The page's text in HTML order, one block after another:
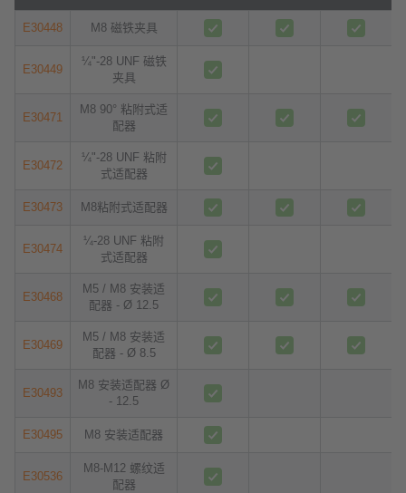
E30448 M8 磁铁夹具
E30449
¼"-28 UNF 磁铁
夹具
E30471
M8 90° 粘附式适
配器
E30472
¼"-28 UNF 粘附
式适配器
E30473 M8粘附式适配器
E30474
¼-28 UNF 粘附
式适配器
E30468
M5 / M8 安装适
配器 - Ø 12.5
E30469
M5 / M8 安装适
配器 - Ø 8.5
E30493
M8 安装适配器 Ø
- 12.5
E30495 M8 安装适配器
E30536
M8-M12 螺纹适
配器